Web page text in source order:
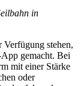
in
stehen,
gemacht. Bei
mit einer Stärke
oder